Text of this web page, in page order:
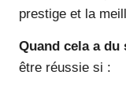
prestige et la
Quand cela a du
être réussie si :